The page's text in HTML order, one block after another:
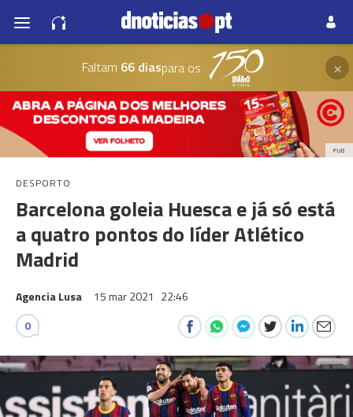
Faltam 66 diaspara os ×
PUB
DESPORTO
Barcelona goleia Huesca e já só está
a quatro pontos do líder Atlético
Madrid
Agencia Lusa 15 mar 2021 22:46
0